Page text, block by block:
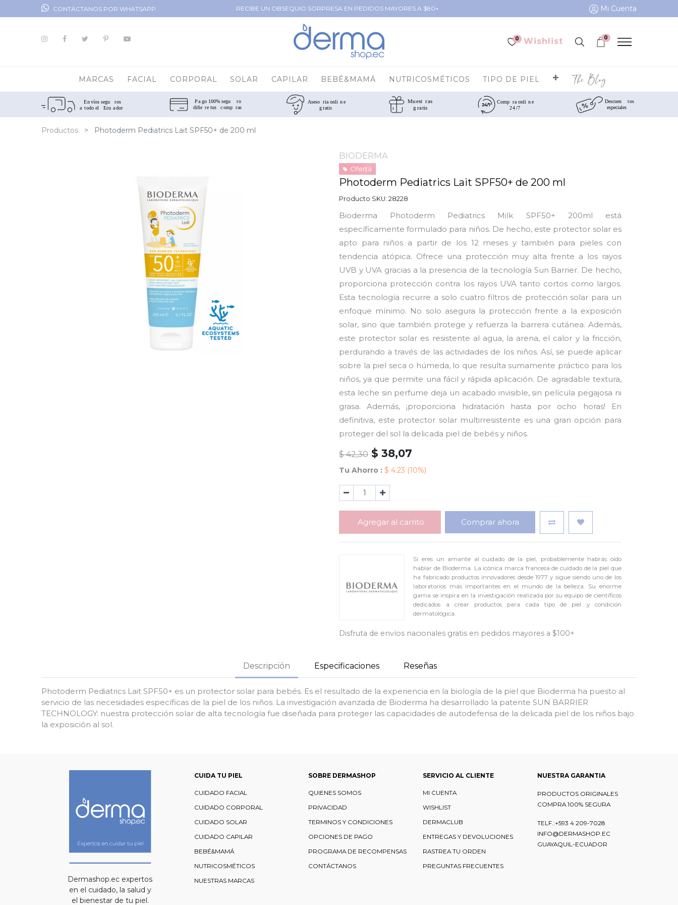
CONTÁCTANOS POR WHATSAPP RECIBE UN OBSEQUIO SORPRESA EN PEDIDOS MAYORES A $80+ Mi Cuenta
0 Wishlist 0
MARCAS FACIAL CORPORAL SOLAR CAPILAR BEBÉ&MAMÁ NUTRICOSMÉTICOS TIPO DE PIEL The Blog
Productos Photoderm Pediatrics Lait SPF50+ de 200 ml
BIODERMA
Oferta
Photoderm Pediatrics Lait SPF50+ de 200 ml
Producto SKU: 28228
Bioderma Photoderm Pediatrics Milk SPF50+ 200ml está
específicamente formulado para niños. De hecho, este protector solar es
apto para niños a partir de los 12 meses y también para pieles con
tendencia atópica. Ofrece una protección muy alta frente a los rayos
UVB y UVA gracias a la presencia de la tecnología Sun Barrier. De hecho,
proporciona protección contra los rayos UVA tanto cortos como largos.
Esta tecnología recurre a solo cuatro filtros de protección solar para un
enfoque mínimo. No solo asegura la protección frente a la exposición
solar, sino que también protege y refuerza la barrera cutánea. Además,
este protector solar es resistente al agua, la arena, el calor y la fricción,
perdurando a través de las actividades de los niños. Así, se puede aplicar
sobre la piel seca o húmeda, lo que resulta sumamente práctico para los
niños, ya que permite una fácil y rápida aplicación. De agradable textura,
esta leche sin perfume deja un acabado invisible, sin película pegajosa ni
grasa. Además, ¡proporciona hidratación hasta por ocho horas! En
definitiva, este protector solar multirresistente es una gran opción para
proteger del sol la delicada piel de bebés y niños.
$42,30 $ 38,07
Tu Ahorro : $ 4.23 (10%)
Agregar al carrito Comprar ahora
Si eres un amante al cuidado de la piel, probablemente habrás oído
hablar de Bioderma. La icónica marca francesa de cuidado de la piel que
ha fabricado productos innovadores desde 1977 y sigue siendo uno de los
laboratorios más importantes en el mundo de la belleza. Su enorme
gama se inspira en la investigación realizada por su equipo de científicos
dedicados a crear productos para cada tipo de piel y condición
dermatológica.
Disfruta de envíos nacionales gratis en pedidos mayores a $100+
Descripción Especificaciones Reseñas
Photoderm Pediatrics Lait SPF50+ es un protector solar para bebés. Es el resultado de la experiencia en la biología de la piel que Bioderma ha puesto al
servicio de las necesidades específicas de la piel de los niños. La investigación avanzada de Bioderma ha desarrollado la patente SUN BARRIER
TECHNOLOGY: nuestra protección solar de alta tecnología fue diseñada para proteger las capacidades de autodefensa de la delicada piel de los niños bajo
la exposición al sol.
Dermashop.ec expertos
en el cuidado, la salud y
el bienestar de tu piel.
CUIDA TU PIEL
CUIDADO FACIAL
CUIDADO CORPORAL
CUIDADO SOLAR
CUIDADO CAPILAR
BEBÉ&MAMÁ
NUTRICOSMÉTICOS
NUESTRAS MARCAS
SOBRE DERMASHOP
QUIENES SOMOS
PRIVACIDAD
TERMINOS Y CONDICIONES
OPCIONES DE PAGO
PROGRAMA DE RECOMPENSAS
CONTÁCTANOS
SERVICIO AL CLIENTE
MI CUENTA
WISHLIST
DERMACLUB
ENTREGAS Y DEVOLUCIONES
RASTREA TU ORDEN
PREGUNTAS FRECUENTES
NUESTRA GARANTIA
PRODUCTOS ORIGINALES
COMPRA 100% SEGURA
TELF.:+593 4 209-7028
INFO@DERMASHOP.EC
GUAYAQUIL-ECUADOR